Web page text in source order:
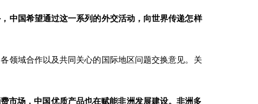
中国希望通过这一系列的外交活动，向世界传递怎样
领域合作以及共同关心的国际地区问题交换意见。关
市场，中国优质产品也在赋能非洲发展建设。非洲多